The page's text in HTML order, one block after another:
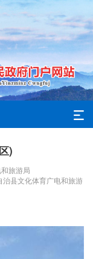
)
旅游局
县文化体育广电和旅游